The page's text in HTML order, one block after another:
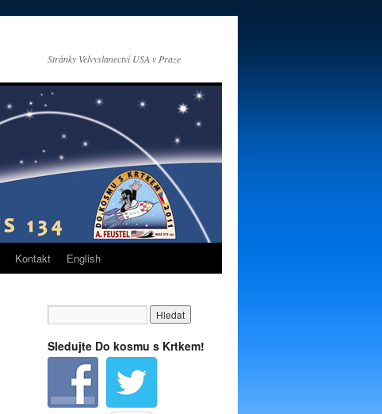
Stránky Velvyslanectví USA v Praze
Kontakt English
Sledujte Do kosmu s Krtkem!